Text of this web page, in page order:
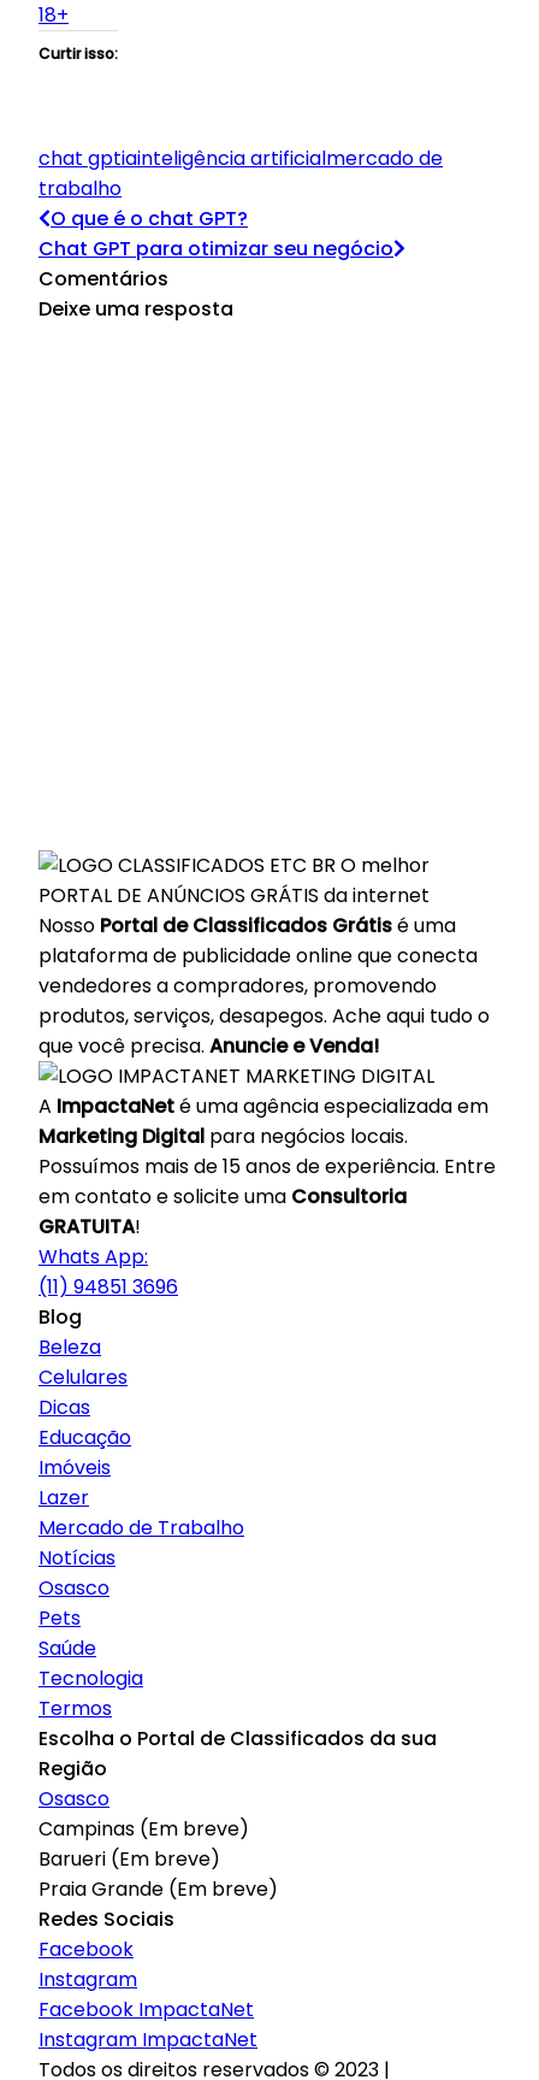
18+
Curtir isso:
chat gptiainteligência artificialmercado de
trabalho
O que é o chat GPT?
Chat GPT para otimizar seu negócio
Comentários
Deixe uma resposta
O melhor
PORTAL DE ANÚNCIOS GRÁTIS da internet
Nosso Portal de Classificados Grátisé uma
plataforma de publicidade online que conecta
vendedores a compradores, promovendo
produtos, serviços, desapegos. Ache aqui tudo o
que você precisa. Anuncie e Venda!
A ImpactaNeté uma agência especializada em
Marketing Digital para negócios locais.
Possuímos mais de 15 anos de experiência. Entre
em contato e solicite uma Consultoria
GRATUITA!
Whats App:
(11) 94851 3696
Blog
Beleza
Celulares
Dicas
Educação
Imóveis
Lazer
Mercado de Trabalho
Notícias
Osasco
Pets
Saúde
Tecnologia
Termos
Escolha o Portal de Classificados da sua
Região
Osasco
Campinas (Em breve)
Barueri (Em breve)
Praia Grande (Em breve)
Redes Sociais
Facebook
Instagram
Facebook ImpactaNet
Instagram ImpactaNet
Todos os direitos reservados © 2023 |